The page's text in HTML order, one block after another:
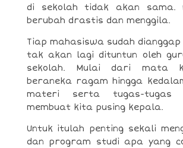
di sekolah tidak akan sama.
berubah drastis dan menggila.
Tiap mahasiswa sudah
tak akan lagi dituntun oleh
sekolah. Mulai dari mata
beraneka ragam hingga
materi serta tugas-tugas
membuat kita pusing kepala.
Untuk itulah penting sekali
dan program studi apa yang